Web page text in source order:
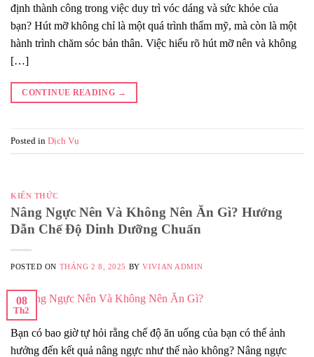
định thành công trong việc duy trì vóc dáng và sức khỏe của
bạn? Hút mỡ không chỉ là một quá trình thẩm mỹ, mà còn là một
hành trình chăm sóc bản thân. Việc hiểu rõ hút mỡ nên và không
[…]
CONTINUE READING →
Posted in Dịch Vụ
KIẾN THỨC
Nâng Ngực Nên Và Không Nên Ăn Gì? Hướng
Dẫn Chế Độ Dinh Dưỡng Chuẩn
POSTED ON THÁNG 2 8, 2025 BYVIVIAN ADMIN
08
Th2
Bạn có bao giờ tự hỏi rằng chế độ ăn uống của bạn có thể ảnh
hưởng đến kết quả nâng ngực như thế nào không? Nâng ngực